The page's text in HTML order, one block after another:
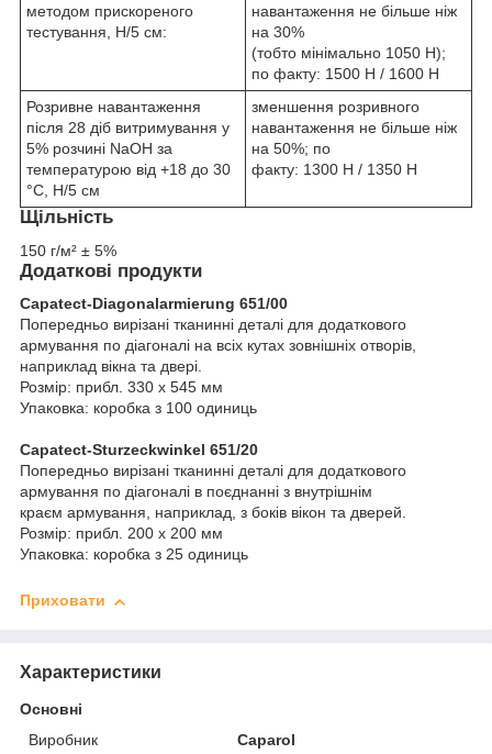
методом прискореного
тестування, Н/5 см:
навантаження не більше ніж
на 30%
(тобто мінімально 1050 Н);
по факту: 1500 Н / 1600 Н
Розривне навантаження
після 28 діб витримування у
5% розчині NaOH за
температурою від +18 до 30
°C, Н/5 см
зменшення розривного
навантаження не більше ніж
на 50%; по
факту: 1300 Н / 1350 Н
Щільність
150 г/м² ± 5%
Додаткові продукти
Capatect-Diagonalarmierung 651/00
Попередньо вирізані тканинні деталі для додаткового
армування по діагоналі на всіх кутах зовнішніх отворів,
наприклад вікна та двері.
Розмір: прибл. 330 х 545 мм
Упаковка: коробка з 100 одиниць
Capatect-Sturzeckwinkel 651/20
Попередньо вирізані тканинні деталі для додаткового
армування по діагоналі в поєднанні з внутрішнім
краєм армування, наприклад, з боків вікон та дверей.
Розмір: прибл. 200 х 200 мм
Упаковка: коробка з 25 одиниць
Приховати
Характеристики
Основні
Виробник
Caparol